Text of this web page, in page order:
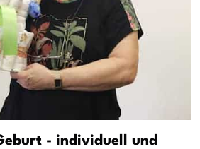
- individuell und